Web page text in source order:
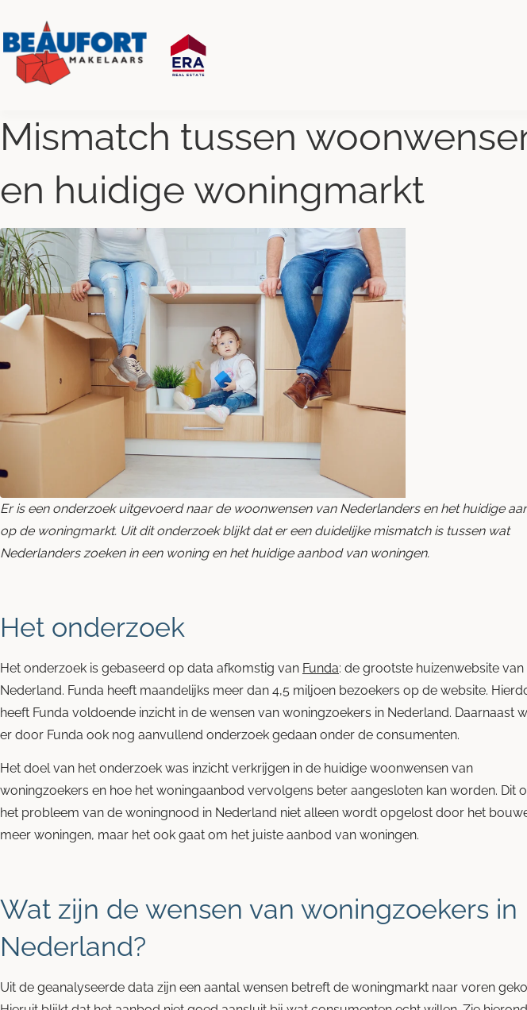
Mismatch tussen
en huidige woningmarkt
Er is een onderzoek uitgevoerd naar de woonwensen van Nederlanders en het huidige
op de woningmarkt. Uit dit onderzoek blijkt dat er een duidelijke mismatch is tussen wat
Nederlanders zoeken in een woning en het huidige aanbod van woningen.
Het onderzoek
Het onderzoek is gebaseerd op data afkomstig van Funda: de grootste huizenwebsite van
Nederland. Funda heeft maandelijks meer dan 4,5 miljoen bezoekers op de website.
heeft Funda voldoende inzicht in de wensen van woningzoekers in Nederland. Daarnaast
er door Funda ook nog aanvullend onderzoek gedaan onder de consumenten.
Het doel van het onderzoek was inzicht verkrijgen in de huidige woonwensen van
woningzoekers en hoe het woningaanbod vervolgens beter aangesloten kan worden. Dit
het probleem van de woningnood in Nederland niet alleen wordt opgelost door het
meer woningen, maar het ook gaat om het juiste aanbod van woningen.
Wat zijn de wensen van woningzoekers in
Nederland?
Uit de geanalyseerde data zijn een aantal wensen betreft de woningmarkt naar voren